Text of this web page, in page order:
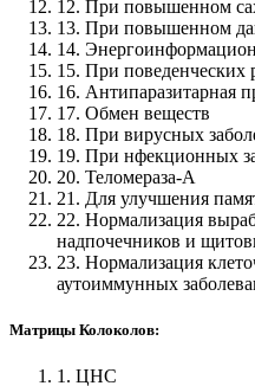
12. При повышенном
13. При повышенном
14.
15. При поведенческих
16. Антипаразитарная
17. Обмен веществ
18. При вирусных
19. При нфекционных
20. Теломераза-А
21. Для улучшения
22. Нормализация
надпочечников и
23. Нормализация
аутоиммунных
Матрицы Колоколов:
1. ЦНС